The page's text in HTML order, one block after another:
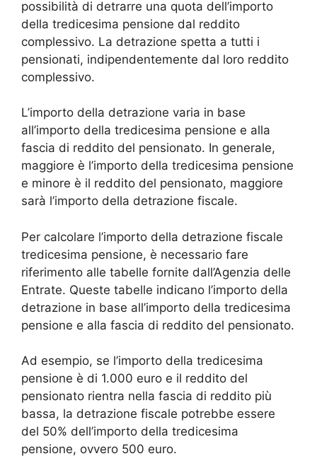
possibilità di detrarre una quota dell’importo
della tredicesima pensione dal reddito
complessivo. La detrazione spetta a tutti i
pensionati, indipendentemente dal loro reddito
complessivo.
L’importo della detrazione varia in base
all’importo della tredicesima pensione e alla
fascia di reddito del pensionato. In generale,
maggiore è l’importo della tredicesima pensione
e minore è il reddito del pensionato, maggiore
sarà l’importo della detrazione fiscale.
Per calcolare l’importo della detrazione fiscale
tredicesima pensione, è necessario fare
riferimento alle tabelle fornite dall’Agenzia delle
Entrate. Queste tabelle indicano l’importo della
detrazione in base all’importo della tredicesima
pensione e alla fascia di reddito del pensionato.
Ad esempio, se l’importo della tredicesima
pensione è di 1.000 euro e il reddito del
pensionato rientra nella fascia di reddito più
bassa, la detrazione fiscale potrebbe essere
del 50% dell’importo della tredicesima
pensione, ovvero 500 euro.